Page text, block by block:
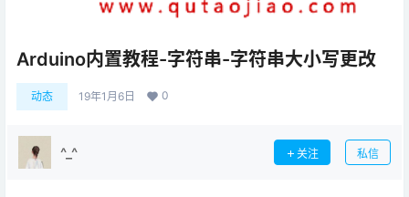
Arduino内置教程-字符串-字符串大小写更改
动态 19年1月6日 0
^_^ 关注 私信